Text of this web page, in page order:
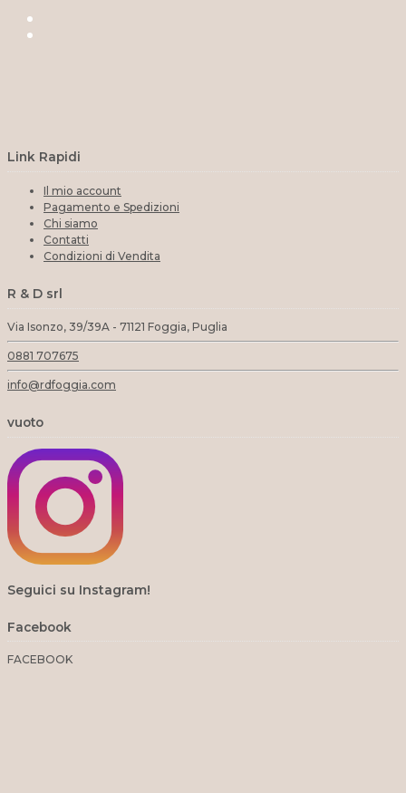
Link Rapidi
Il mio account
Pagamento e Spedizioni
Chi siamo
Contatti
Condizioni di Vendita
R & D srl
Via Isonzo, 39/39A - 71121 Foggia, Puglia
0881 707675
info@rdfoggia.com
vuoto
Seguici su Instagram!
Facebook
FACEBOOK